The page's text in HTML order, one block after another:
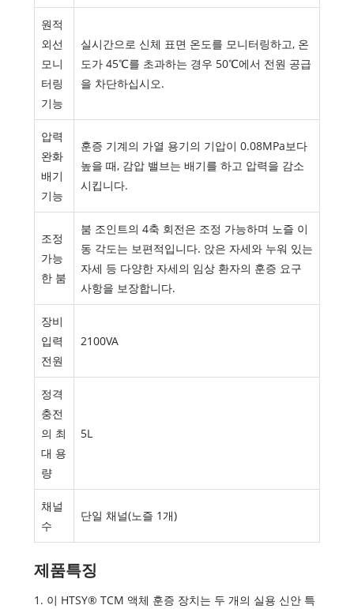
원적
외선
모니
터링
기능
실시간으로 신체 표면 온도를 모니터링하고, 온
도가 45℃를 초과하는 경우 50℃에서 전원 공급
을 차단하십시오.
압력
완화
배기
기능
훈증 기계의 가열 용기의 기압이 0.08MPa보다
높을 때, 감압 밸브는 배기를 하고 압력을 감소
시킵니다.
조정
가능
한 붐
붐 조인트의 4축 회전은 조정 가능하며 노즐 이
동 각도는 보편적입니다. 앉은 자세와 누워 있는
자세 등 다양한 자세의 임상 환자의 훈증 요구
사항을 보장합니다.
장비
입력
전원
2100VA
정격
충전
의 최
대 용
량
5L
채널
수
단일 채널(노즐 1개)
제품특징
1. 이 HTSY® TCM 액체 훈증 장치는 두 개의 실용 신안 특